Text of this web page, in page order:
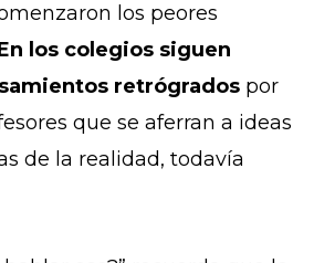
los peores
los colegios siguen
retrógrados por
que se aferran a ideas
de la realidad, todavía